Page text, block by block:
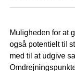
Muligheden for at
også potentielt til
med til at udgive